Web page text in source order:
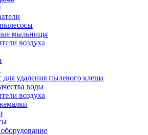
мыльницы
воздуха
удаления пылевого клеща
воды
воздуха